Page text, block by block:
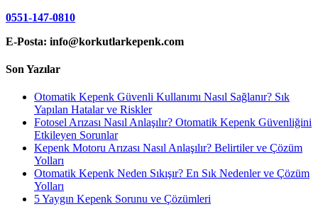
0551-147-0810
E-Posta: info@korkutlarkepenk.com
Son Yazılar
Otomatik Kepenk Güvenli Kullanımı Nasıl Sağlanır? Sık
Yapılan Hatalar ve Riskler
Fotosel Arızası Nasıl Anlaşılır? Otomatik Kepenk Güvenliğini
Etkileyen Sorunlar
Kepenk Motoru Arızası Nasıl Anlaşılır? Belirtiler ve Çözüm
Yolları
Otomatik Kepenk Neden Sıkışır? En Sık Nedenler ve Çözüm
Yolları
5 Yaygın Kepenk Sorunu ve Çözümleri